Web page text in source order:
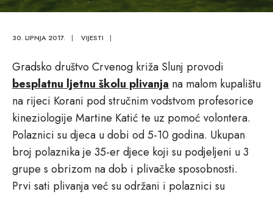
30. LIPNJA 2017. | VIJESTI |
Gradsko društvo Crvenog križa Slunj provodi
besplatnu ljetnu školu plivanja na malom kupalištu
na rijeci Korani pod stručnim vodstvom profesorice
kineziologije Martine Katić te uz pomoć volontera.
Polaznici su djeca u dobi od 5-10 godina. Ukupan
broj polaznika je 35-er djece koji su podjeljeni u 3
grupe s obrizom na dob i plivačke sposobnosti.
Prvi sati plivanja već su održani i polaznici su